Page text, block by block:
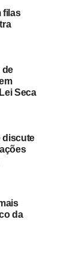
filas
de
Seca
discute
da